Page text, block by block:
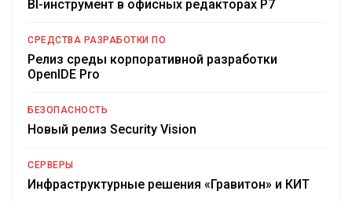
BI-инструмент в офисных редакторах Р7
СРЕДСТВА РАЗРАБОТКИ ПО
Релиз среды корпоративной разработки
OpenIDE Pro
БЕЗОПАСНОСТЬ
Новый релиз Security Vision
СЕРВЕРЫ
Инфраструктурные решения «Гравитон» и КИТ